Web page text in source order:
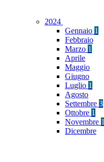
2024
Gennaio 1
Febbraio
Marzo 1
Aprile
Maggio
Giugno
Luglio 1
Agosto
Settembre 3
Ottobre 1
Novembre 1
Dicembre